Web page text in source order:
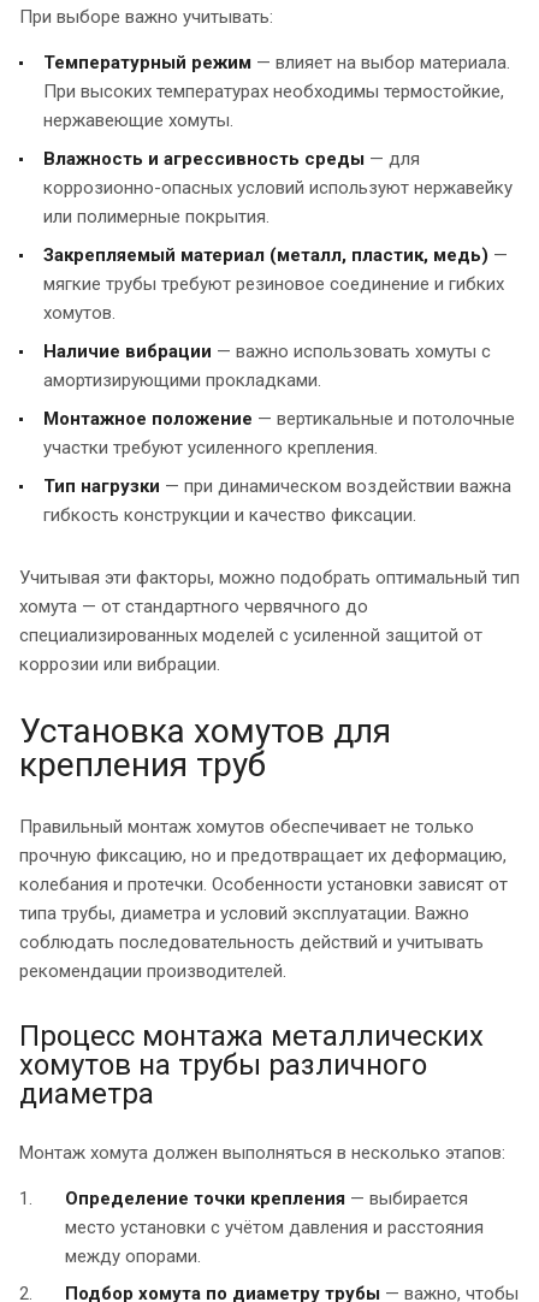
При выборе важно учитывать:
Температурный режим — влияет на выбор материала.
При высоких температурах необходимы термостойкие,
нержавеющие хомуты.
Влажность и агрессивность среды — для
коррозионно-опасных условий используют нержавейку
или полимерные покрытия.
Закрепляемый материал (металл, пластик, медь) —
мягкие трубы требуют резиновое соединение и гибких
хомутов.
Наличие вибрации — важно использовать хомуты с
амортизирующими прокладками.
Монтажное положение — вертикальные и потолочные
участки требуют усиленного крепления.
Тип нагрузки — при динамическом воздействии важна
гибкость конструкции и качество фиксации.
Учитывая эти факторы, можно подобрать оптимальный тип
хомута — от стандартного червячного до
специализированных моделей с усиленной защитой от
коррозии или вибрации.
Установка хомутов для
крепления труб
Правильный монтаж хомутов обеспечивает не только
прочную фиксацию, но и предотвращает их деформацию,
колебания и протечки. Особенности установки зависят от
типа трубы, диаметра и условий эксплуатации. Важно
соблюдать последовательность действий и учитывать
рекомендации производителей.
Процесс монтажа металлических
хомутов на трубы различного
диаметра
Монтаж хомута должен выполняться в несколько этапов:
Определение точки крепления— выбирается
место установки с учётом давления и расстояния
между опорами.
Подбор хомута по диаметру трубы— важно, чтобы